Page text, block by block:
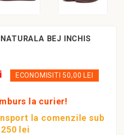
BEJ INCHIS
ECONOMISITI 50,00 LEI
la curier!
la comenzile sub
250 lei